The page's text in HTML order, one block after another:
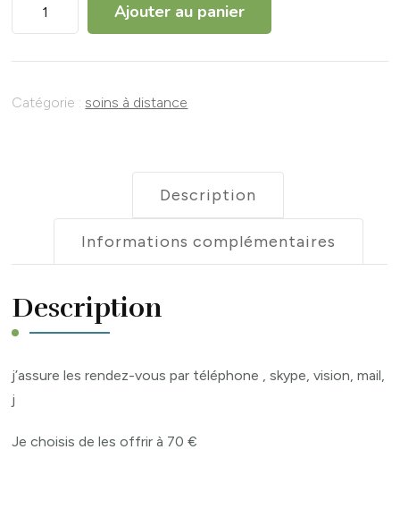
à
mail
Ajouter au panier
Catégorie : soins à distance
Description
Informations complémentaires
Description
j’assure les rendez-vous par téléphone , skype, vision, mail,
j
Je choisis de les offrir à 70 €